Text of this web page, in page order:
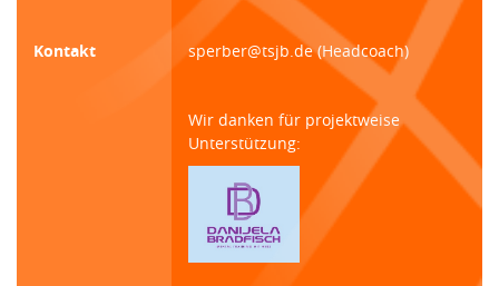
Kontakt sperber@tsjb.de (Headcoach)
Wir danken für projektweise
Unterstützung: